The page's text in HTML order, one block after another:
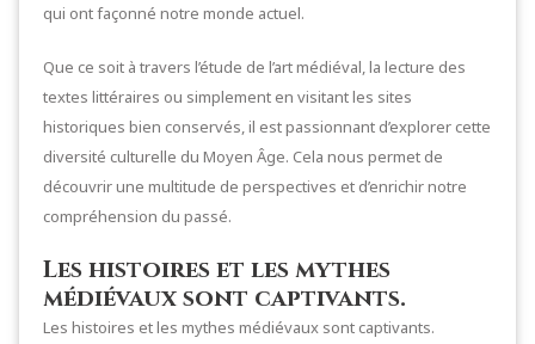
qui ont façonné notre monde actuel.
Que ce soit à travers l’étude de l’art médiéval, la lecture des
textes littéraires ou simplement en visitant les sites
historiques bien conservés, il est passionnant d’explorer cette
diversité culturelle du Moyen Âge. Cela nous permet de
découvrir une multitude de perspectives et d’enrichir notre
compréhension du passé.
Les histoires et les mythes
médiévaux sont captivants.
Les histoires et les mythes médiévaux sont captivants.